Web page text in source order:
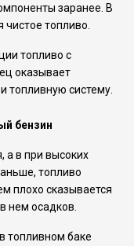
заранее. В
топливо.
топливо с
оказывает
топливную систему.
бензин
а в при высоких
топливо
плохо сказывается
нем осадков.
топливном баке